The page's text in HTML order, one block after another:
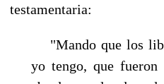
testamentaria:
"Mando que los
yo tengo, que